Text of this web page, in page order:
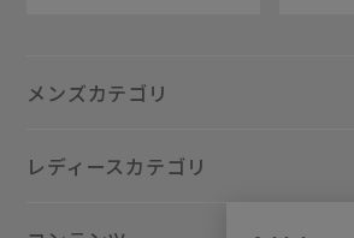
メンズカテゴリ
レディースカテゴリ